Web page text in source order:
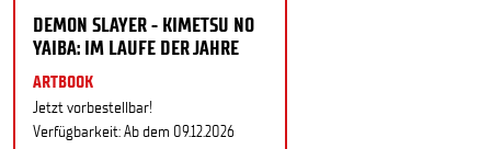
DEMON SLAYER - KIMETSU NO
YAIBA: IM LAUFE DER JAHRE
ARTBOOK
Jetzt vorbestellbar!
Verfügbarkeit: Ab dem 09.12.2026